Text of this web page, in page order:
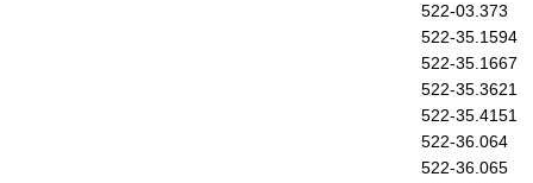
522-03.373
522-35.1594
522-35.1667
522-35.3621
522-35.4151
522-36.064
522-36.065